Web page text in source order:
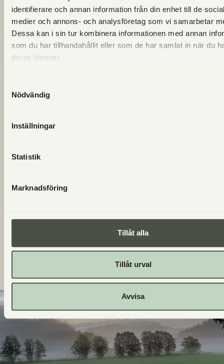
identifierare och annan information från din enhet till de
medier och annons- och analysföretag som vi samarbetar
Dessa kan i sin tur kombinera informationen med annan
som du har tillhandahållit eller som de har samlat in när du
deras tjänster.
Nödvändig
Inställningar
Statistik
Marknadsföring
Tillåt alla
Tillåt urval
Avvisa
VANLIGA FRÅGOR
Finns det glutenfritt bröd/bakverk?
Vilka bröd är bakade på surdeg?
Får jag ta med hunden till Utgård?